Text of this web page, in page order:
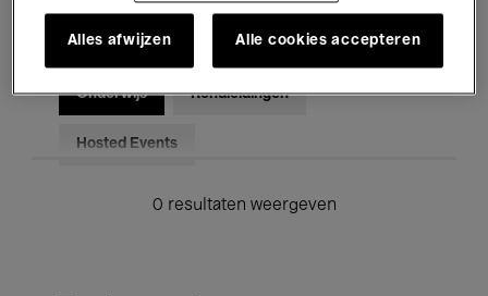
Voor iedereen Kids’ Palace
Onderwijs Rondleidingen
Hosted Events
0 resultaten weergeven
Alles afwijzen Alle cookies accepteren